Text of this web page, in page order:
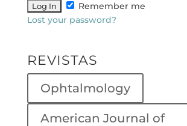
Remember me
Lost your password?
REVISTAS
Ophtalmology
American Journal of